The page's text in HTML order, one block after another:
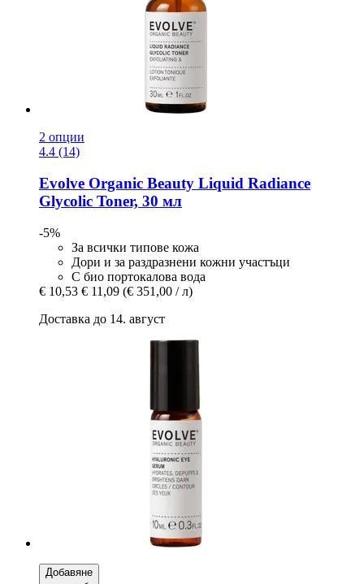
2 опции
4.4 (14)
Evolve Organic Beauty Liquid Radiance
Glycolic Toner, 30 мл
-5%
За всички типове кожа
Дори и за раздразнени кожни участъци
С био портокалова вода
€ 10,53 € 11,09 (€ 351,00 / л)
Доставка до 14. август
Добавяне